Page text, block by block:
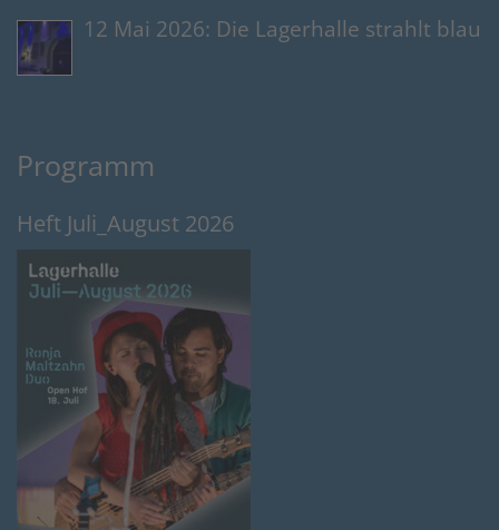
12 Mai 2026: Die Lagerhalle strahlt blau
Programm
Heft Juli_August 2026